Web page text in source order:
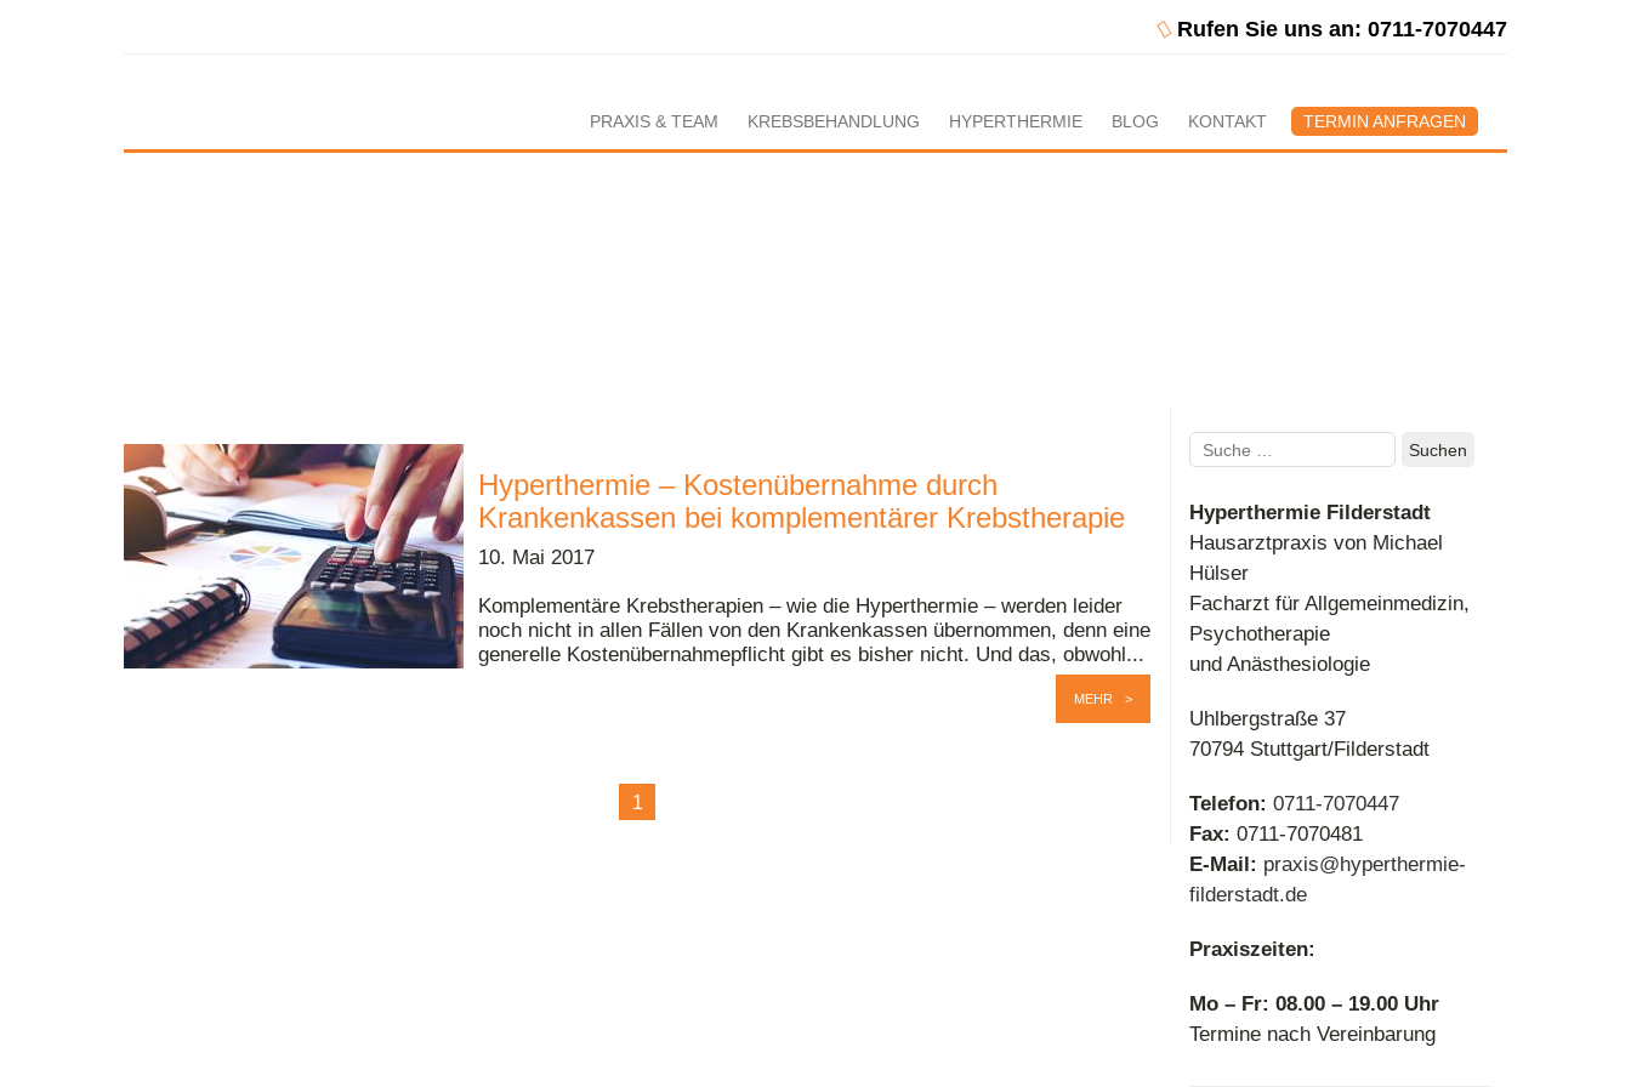
Rufen Sie uns an: 0711-7070447
PRAXIS & TEAM KREBSBEHANDLUNG HYPERTHERMIE BLOG KONTAKT TERMIN ANFRAGEN
Hyperthermie – Kostenübernahme durch
Krankenkassen bei komplementärer Krebstherapie
10. Mai 2017
Komplementäre Krebstherapien – wie die Hyperthermie – werden leider
noch nicht in allen Fällen von den Krankenkassen übernommen, denn eine
generelle Kostenübernahmepflicht gibt es bisher nicht. Und das, obwohl...
MEHR
1
Suchen
nach:
Hyperthermie Filderstadt
Hausarztpraxis von Michael
Hülser
Facharzt für Allgemeinmedizin,
Psychotherapie
und Anästhesiologie
Uhlbergstraße 37
70794 Stuttgart/Filderstadt
Telefon: 0711-7070447
Fax: 0711-7070481
E-Mail: praxis@hyperthermie-
filderstadt.de
Praxiszeiten:
Mo – Fr: 08.00 – 19.00 Uhr
Termine nach Vereinbarung